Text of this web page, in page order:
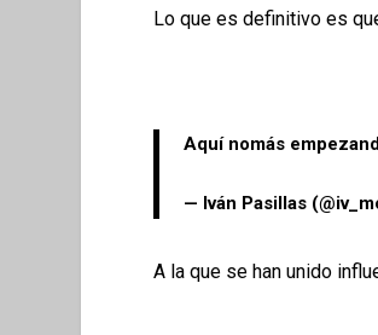
Lo que es definitivo es
Aquí nomás
— Iván Pasillas
A la que se han unido